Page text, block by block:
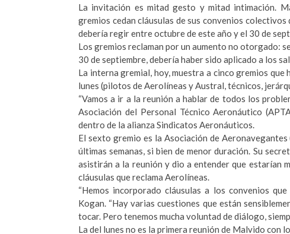
La invitación es mitad gesto y mitad intimación.
gremios cedan cláusulas de sus convenios
debería regir entre octubre de este año y el 30 de
Los gremios reclaman por un aumento no otorgado:
30 de septiembre, debería haber sido aplicado a los
La interna gremial, hoy, muestra a cinco gremios
lunes (pilotos de Aerolíneas y Austral, técnicos,
“Vamos a ir a la reunión a hablar de todos los
Asociación del Personal Técnico Aeronáutico
dentro de la alianza Sindicatos Aeronáuticos.
El sexto gremio es la Asociación de
últimas semanas, si bien de menor duración. Su
asistirán a la reunión y dio a entender que estarían
cláusulas que reclama Aerolíneas.
“Hemos incorporado cláusulas a los convenios
Kogan. “Hay varias cuestiones que están
tocar. Pero tenemos mucha voluntad de diálogo,
La del lunes no es la primera reunión de Malvido con